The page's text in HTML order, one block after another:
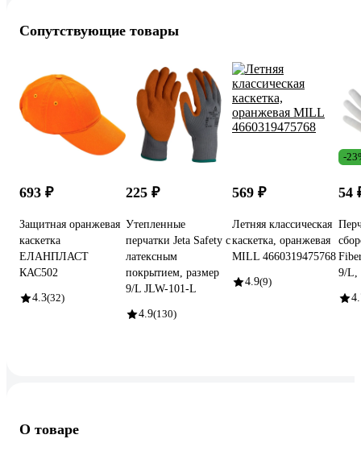
Сопутствующие товары
693 ₽
Защитная оранжевая
каскетка
ЕЛАНПЛАСТ
КАС502
4.3(32)
225 ₽
Утепленные
перчатки Jeta Safety с
латексным
покрытием, размер
9/L JLW-101-L
4.9(130)
569 ₽
Летняя классическая
каскетка, оранжевая
MILL 4660319475768
4.9(9)
-
54
9/L,
О товаре